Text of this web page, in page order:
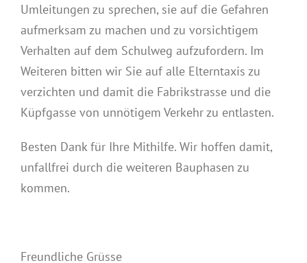
Umleitungen zu sprechen, sie auf die Gefahren
aufmerksam zu machen und zu vorsichtigem
Verhalten auf dem Schulweg aufzufordern. Im
Weiteren bitten wir Sie auf alle Elterntaxis zu
verzichten und damit die Fabrikstrasse und die
Küpfgasse von unnötigem Verkehr zu entlasten.
Besten Dank für Ihre Mithilfe. Wir hoffen damit,
unfallfrei durch die weiteren Bauphasen zu
kommen.
Freundliche Grüsse